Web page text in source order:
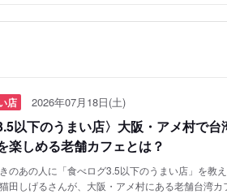
店 2026年07月18日(土)
以下のうまい店〉大阪・アメ村で
楽しめる老舗カフェとは？
のあの人に「食べログ3.5以下のうまい店」を教
田しげるさんが、大阪・アメ村にある老舗台湾カ